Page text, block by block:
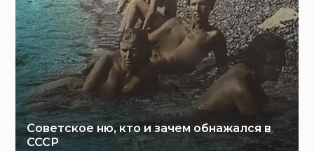
Советское ню, кто и зачем обнажался в
СССР